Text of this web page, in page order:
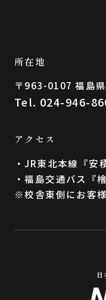
所在地
〒963-0107 福島
Tel. 024-946-
アクセス
・JR東北本線『安
・福島交通バス『
※校舎東側にお客